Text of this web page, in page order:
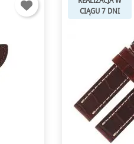
CIĄGU 7 DNI